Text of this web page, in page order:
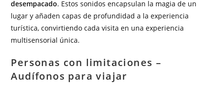
desempacado. Estos sonidos encapsulan la magia de un
lugar y añaden capas de profundidad a la experiencia
turística, convirtiendo cada visita en una experiencia
multisensorial única.
Personas con limitaciones –
Audífonos para viajar